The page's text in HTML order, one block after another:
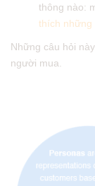
thông nào:
thích những
Những câu hỏi
người mua.